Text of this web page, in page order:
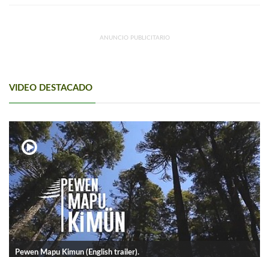
ANUNCIO PUBLICITARIO
VIDEO DESTACADO
Pewen Mapu Kimun (English trailer).